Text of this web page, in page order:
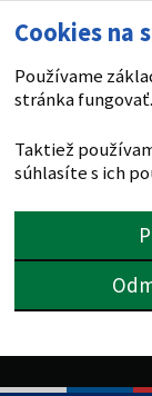
Cookies na
Používame
stránka fungovať.
Taktiež
súhlasíte s ich